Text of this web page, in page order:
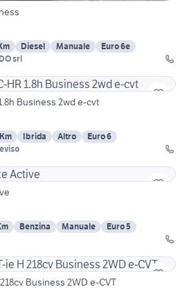
Diesel Manuale
Euro 6e
srl
Business 2wd e-cvt
Ibrida Altro
Euro 6
Benzina Manuale
Euro 5
Business 2WD e-CVT